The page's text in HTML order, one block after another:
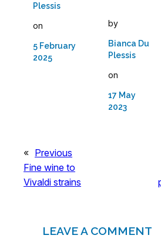
Plessis
on
5 February
2025
by
Bianca Du
Plessis
on
17 May
2023
« Previous
Fine wine to
Vivaldi strains
LEAVE A COMMENT